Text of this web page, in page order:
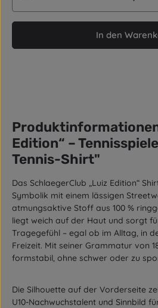
In den
Edition“ –
Tennis-Shirt"
Das SchlaegerClub „Luiz Edition“
Symbolik mit einem lässigen
atmungsaktive Stoff aus 100 %
liegt weich auf der Haut und sorgt
Tragegefühl – egal ob im Alltag, in
Freizeit. Mit seiner Grammatur von
formstabil, ohne schwer oder zu
Die Silhouette auf der Vorderseite
U10-Nachwuchstalent und Sinnbild